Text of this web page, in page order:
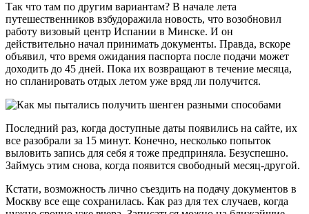
Так что там по другим вариантам? В начале лета
путешественников взбудоражила новость, что возобновил
работу визовый центр Испании в Минске. И он
действительно начал принимать документы. Правда, вскоре
объявил, что время ожидания паспорта после подачи может
доходить до 45 дней. Пока их возвращают в течение месяца,
но спланировать отдых летом уже вряд ли получится.
Последний раз, когда доступные даты появились на сайте, их
все разобрали за 15 минут. Конечно, несколько попыток
выловить запись для себя я тоже предприняла. Безуспешно.
Займусь этим снова, когда появится свободный месяц-другой.
Кстати, возможность лично съездить на подачу документов в
Москву все еще сохранилась. Как раз для тех случаев, когда